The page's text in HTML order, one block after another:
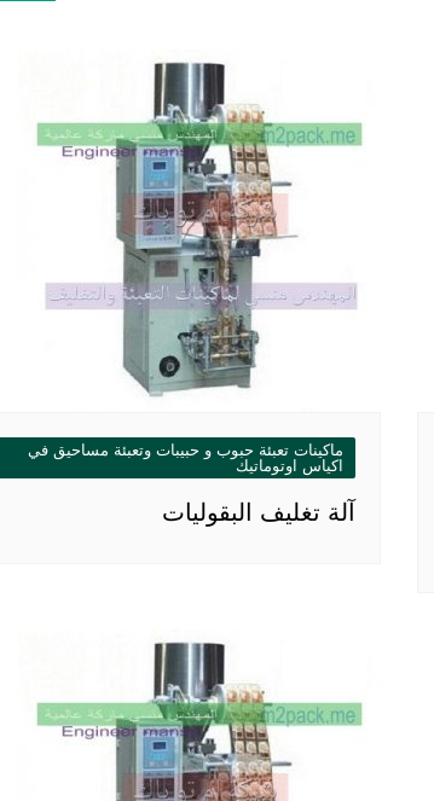
ماكينات تعبئة حبوب و حبيبات وتعبئة مساحيق في
اكياس اوتوماتيك
آلة تغليف البقوليات